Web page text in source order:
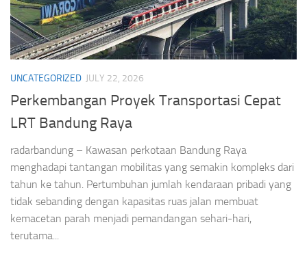
UNCATEGORIZED JULY 22, 2026
Perkembangan Proyek Transportasi Cepat
LRT Bandung Raya
radarbandung – Kawasan perkotaan Bandung Raya
menghadapi tantangan mobilitas yang semakin kompleks dari
tahun ke tahun. Pertumbuhan jumlah kendaraan pribadi yang
tidak sebanding dengan kapasitas ruas jalan membuat
kemacetan parah menjadi pemandangan sehari-hari,